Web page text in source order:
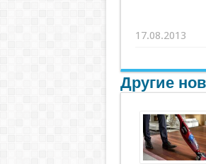
17.08.2013
Другие